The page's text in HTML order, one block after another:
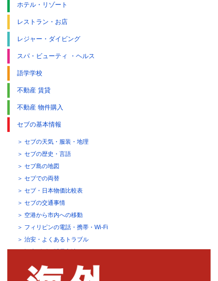
ホテル・リゾート
レストラン・お店
レジャー・ダイビング
スパ・ビューティ ・ヘルス
語学学校
不動産 賃貸
不動産 物件購入
セブの基本情報
セブの天気・服装・地理
セブの歴史・言語
セブ島の地図
セブでの両替
セブ・日本物価比較表
セブの交通事情
空港から市内への移動
フィリピンの電話・携帯・Wi-Fi
治安・よくあるトラブル
観光ビザの延長方法